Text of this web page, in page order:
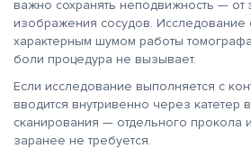
важно сохранять неподвижность — от
изображения сосудов. Исследование
характерным шумом работы
боли процедура не вызывает.
Если исследование выполняется с
вводится внутривенно через катетер
сканирования — отдельного прокола
заранее не требуется.